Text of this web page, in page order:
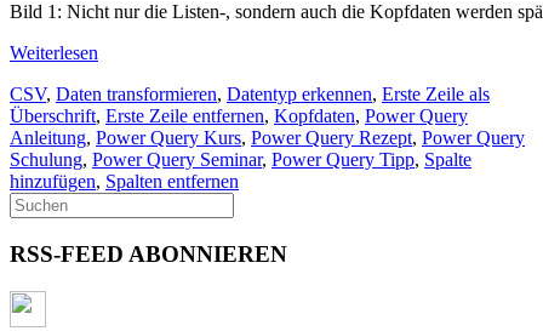
Bild 1: Nicht nur die Listen-, sondern auch die Kopfdaten werden
Weiterlesen
CSV, Daten transformieren, Datentyp erkennen, Erste Zeile als
Überschrift, Erste Zeile entfernen, Kopfdaten, Power Query
Anleitung, Power Query Kurs, Power Query Rezept, Power Query
Schulung, Power Query Seminar, Power Query Tipp, Spalte
hinzufügen, Spalten entfernen
RSS-FEED ABONNIEREN